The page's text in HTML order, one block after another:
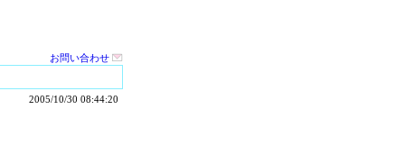
お問い合わせ
2005/10/30 08:44:20